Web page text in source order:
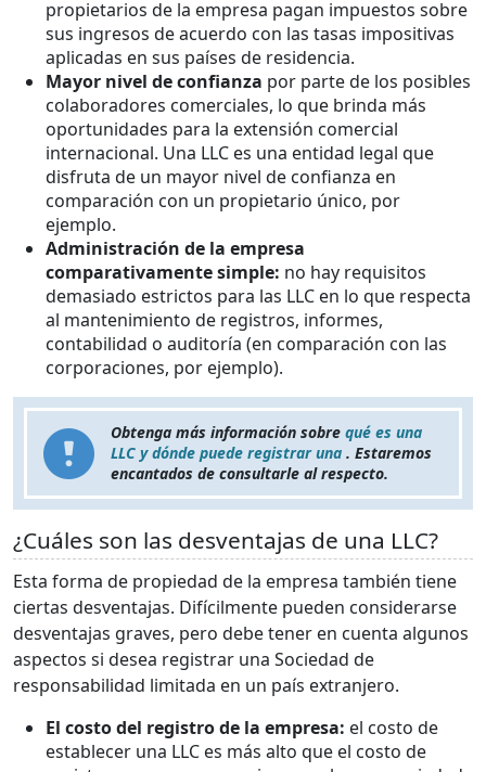
propietarios de la empresa pagan impuestos sobre
sus ingresos de acuerdo con las tasas impositivas
aplicadas en sus países de residencia.
Mayor nivel de confianza por parte de los posibles
colaboradores comerciales, lo que brinda más
oportunidades para la extensión comercial
internacional. Una LLC es una entidad legal que
disfruta de un mayor nivel de confianza en
comparación con un propietario único, por
ejemplo.
Administración de la empresa
comparativamente simple: no hay requisitos
demasiado estrictos para las LLC en lo que respecta
al mantenimiento de registros, informes,
contabilidad o auditoría (en comparación con las
corporaciones, por ejemplo).
Obtenga más información sobre qué es una
LLC y dónde puede registrar una . Estaremos
encantados de consultarle al respecto.
¿Cuáles son las desventajas de una LLC?
Esta forma de propiedad de la empresa también tiene
ciertas desventajas. Difícilmente pueden considerarse
desventajas graves, pero debe tener en cuenta algunos
aspectos si desea registrar una Sociedad de
responsabilidad limitada en un país extranjero.
El costo del registro de la empresa: el costo de
establecer una LLC es más alto que el costo de